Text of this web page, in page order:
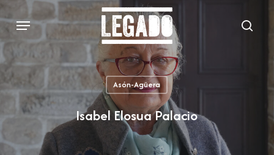
Skip
to
main
content
Menu
Asón-Agüera
Isabel Elosua Palacio